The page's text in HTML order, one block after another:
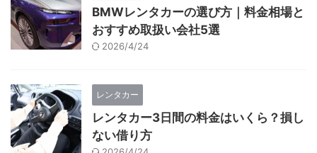
BMWレンタカーの選び方｜料金相場と
おすすめ取扱い会社5選
2026/4/24
レンタカー
レンタカー3日間の料金はいくら？損し
ない借り方